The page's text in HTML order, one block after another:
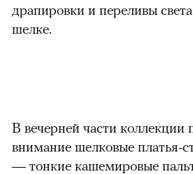
драпировки и переливы
шелке.
В вечерней части коллекции
внимание шелковые платья-
— тонкие кашемировые